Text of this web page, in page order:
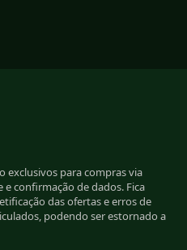
exclusivos para compras via
e confirmação de dados. Fica
das ofertas e erros de
podendo ser estornado a